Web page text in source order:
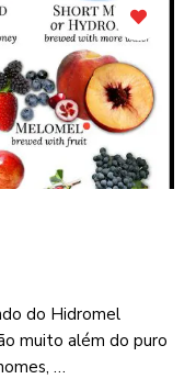
do Hidromel
muito além do puro
…